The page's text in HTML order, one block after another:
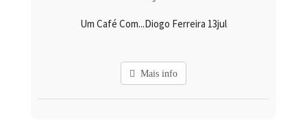
Um Café Com...Diogo Ferreira 13jul
Mais info